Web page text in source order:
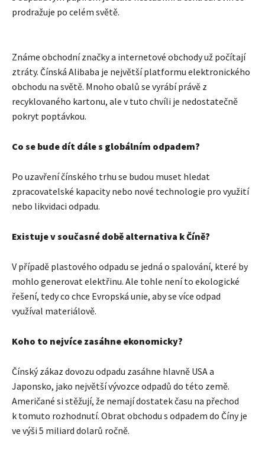
prodražuje po celém světě.
Známe obchodní značky a internetové obchody už počítají
ztráty. Čínská Alibaba je největší platformu elektronického
obchodu na světě. Mnoho obalů se vyrábí právě z
recyklovaného kartonu, ale v tuto chvíli je nedostatečně
pokryt poptávkou.
Co se bude dít dále s globálním odpadem?
Po uzavření čínského trhu se budou muset hledat
zpracovatelské kapacity nebo nové technologie pro využití
nebo likvidaci odpadu.
Existuje v současné době alternativa k Číně?
V případě plastového odpadu se jedná o spalování, které by
mohlo generovat elektřinu. Ale tohle není to ekologické
řešení, tedy co chce Evropská unie, aby se více odpad
využíval materiálově.
Koho to nejvíce zasáhne ekonomicky?
Čínský zákaz dovozu odpadu zasáhne hlavně USA a
Japonsko, jako největší vývozce odpadů do této země.
Američané si stěžují, že nemají dostatek času na přechod
k tomuto rozhodnutí. Obrat obchodu s odpadem do Číny je
ve výši 5 miliard dolarů ročně.